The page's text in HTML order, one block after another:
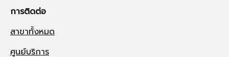
การติดต่อ
สาขาทั้งหมด
ศูนย์บริการ